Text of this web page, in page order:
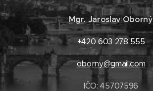
Mgr. Jaroslav Oborný
+420 603 278 555
oborny@gmail.com
IČO: 45707596